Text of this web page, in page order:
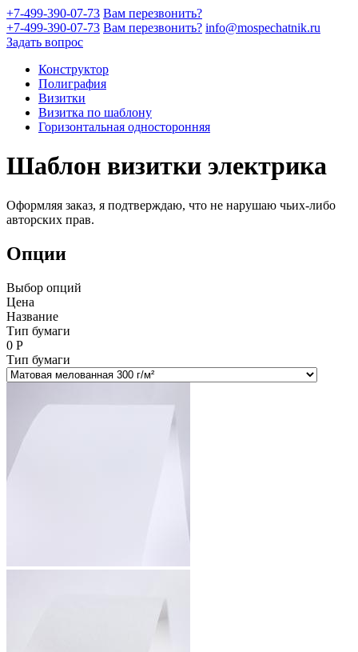
+7-499-390-07-73 Вам перезвонить?
+7-499-390-07-73 Вам перезвонить? info@mospechatnik.ru
Задать вопрос
Конструктор
Полиграфия
Визитки
Визитка по шаблону
Горизонтальная односторонняя
Шаблон визитки электрика
Оформляя заказ, я подтверждаю, что не нарушаю чьих-либо
авторских прав.
Опции
Выбор опций
Цена
Название
Тип бумаги
0 Р
Тип бумаги